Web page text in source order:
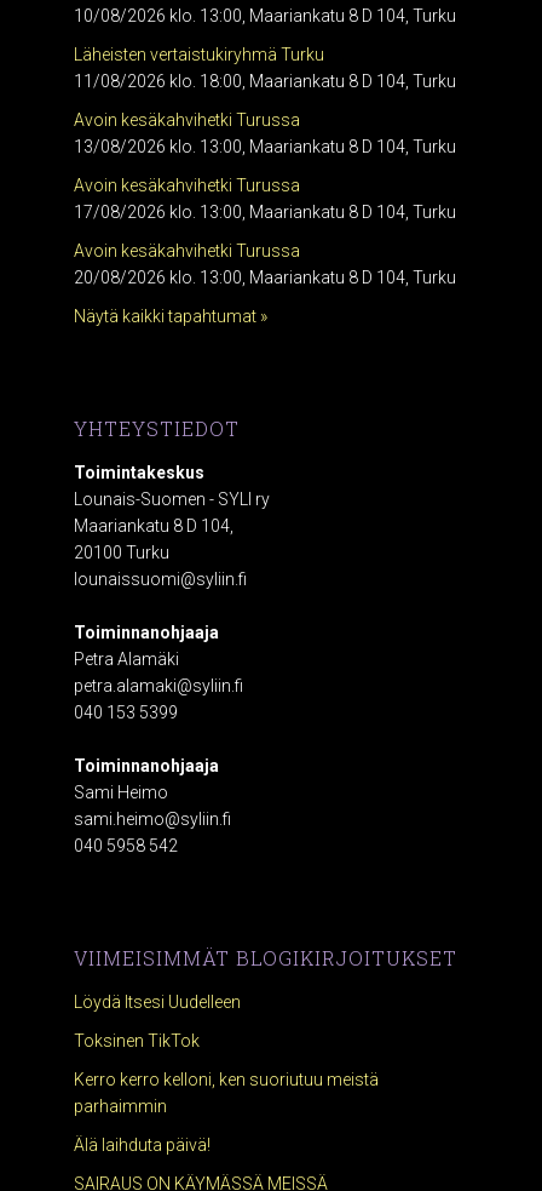
10/08/2026 klo. 13:00, Maariankatu 8 D 104, Turku
Läheisten vertaistukiryhmä Turku
11/08/2026 klo. 18:00, Maariankatu 8 D 104, Turku
Avoin kesäkahvihetki Turussa
13/08/2026 klo. 13:00, Maariankatu 8 D 104, Turku
Avoin kesäkahvihetki Turussa
17/08/2026 klo. 13:00, Maariankatu 8 D 104, Turku
Avoin kesäkahvihetki Turussa
20/08/2026 klo. 13:00, Maariankatu 8 D 104, Turku
Näytä kaikki tapahtumat »
YHTEYSTIEDOT
Toimintakeskus
Lounais-Suomen - SYLI ry
Maariankatu 8 D 104,
20100 Turku
lounaissuomi@syliin.fi
Toiminnanohjaaja
Petra Alamäki
petra.alamaki@syliin.fi
040 153 5399
Toiminnanohjaaja
Sami Heimo
sami.heimo@syliin.fi
040 5958 542
VIIMEISIMMÄT BLOGIKIRJOITUKSET
Löydä Itsesi Uudelleen
Toksinen TikTok
Kerro kerro kelloni, ken suoriutuu meistä
parhaimmin
Älä laihduta päivä!
SAIRAUS ON KÄYMÄSSÄ MEISSÄ